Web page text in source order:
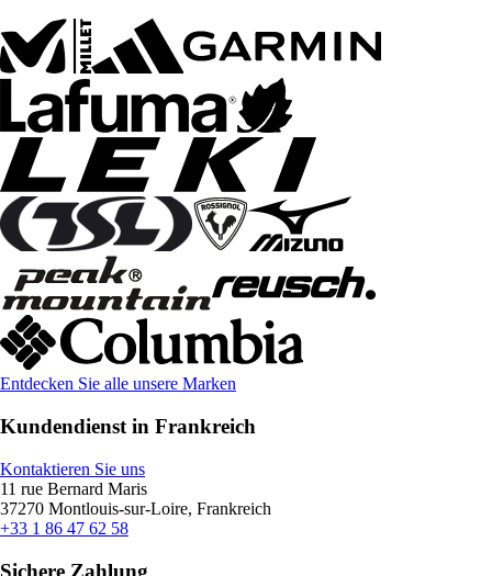
Entdecken Sie alle unsere Marken
Kundendienst in Frankreich
Kontaktieren Sie uns
11 rue Bernard Maris
37270 Montlouis-sur-Loire, Frankreich
+33 1 86 47 62 58
Sichere Zahlung